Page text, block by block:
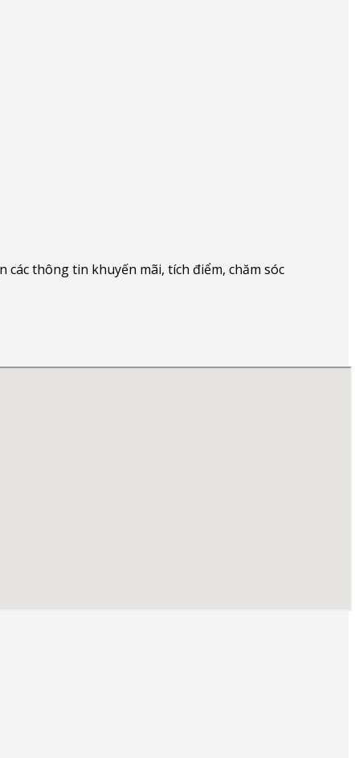
các thông tin khuyến mãi, tích điểm, chăm sóc